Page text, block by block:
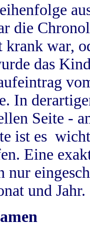
die
krank war,
das
In
Seite -
ist es
Eine
nur
und Jahr.